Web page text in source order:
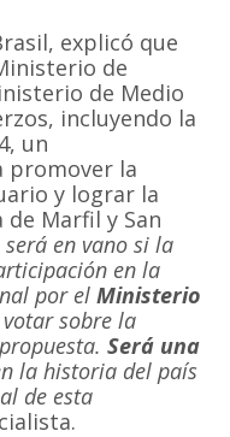
explicó que
de
de Medio
incluyendo la
un
promover la
y lograr la
Marfil y San
será en vano si la
en la
por elMinisterio
sobre la
Será una
la historia del país
de esta